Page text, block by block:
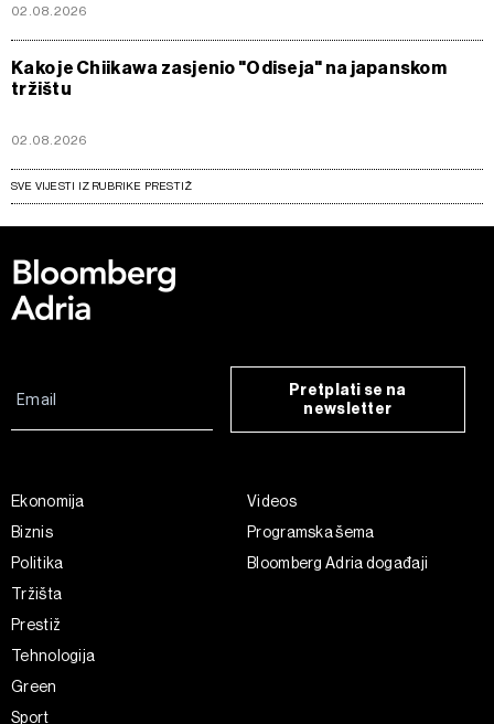
02.08.2026
Kako je Chiikawa zasjenio "Odiseja" na japanskom
tržištu
02.08.2026
SVE VIJESTI IZ RUBRIKE PRESTIŽ
Pretplati se na
newsletter
Ekonomija
Biznis
Politika
Tržišta
Prestiž
Tehnologija
Green
Sport
Videos
Programska šema
Bloomberg Adria događaji